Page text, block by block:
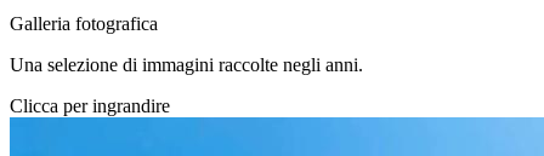
Galleria fotografica
Una selezione di immagini raccolte negli anni.
Clicca per ingrandire